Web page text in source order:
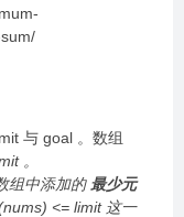
与 goal 。数组
。
组中添加的 最少元
) <= limit 这一